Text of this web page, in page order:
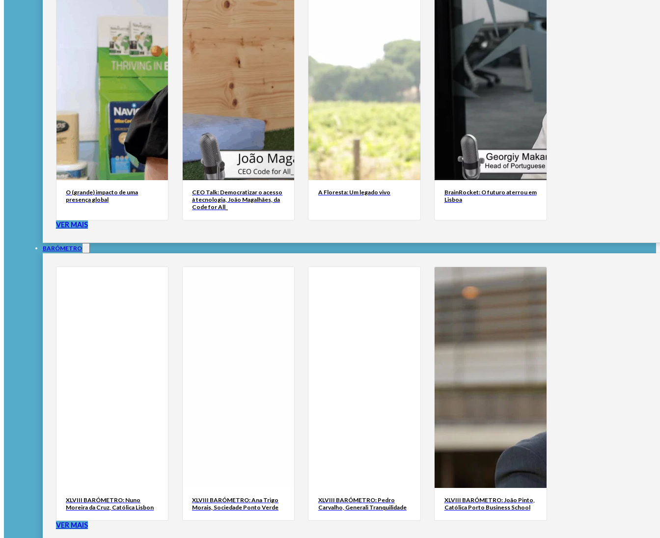
O (grande) impacto de uma
presença global
CEO Talk: Democratizar o acesso
à tecnologia, João Magalhães, da
Code for All_
A Floresta: Um legado vivo
BrainRocket: O futuro aterrou em
Lisboa
VER MAIS
BARÓMETRO
XLVIII BARÓMETRO: Nuno
Moreira da Cruz, Católica Lisbon
XLVIII BARÓMETRO: Ana Trigo
Morais, Sociedade Ponto Verde
XLVIII BARÓMETRO: Pedro
Carvalho, Generali Tranquilidade
XLVIII BARÓMETRO: João Pinto,
Católica Porto Business School
VER MAIS